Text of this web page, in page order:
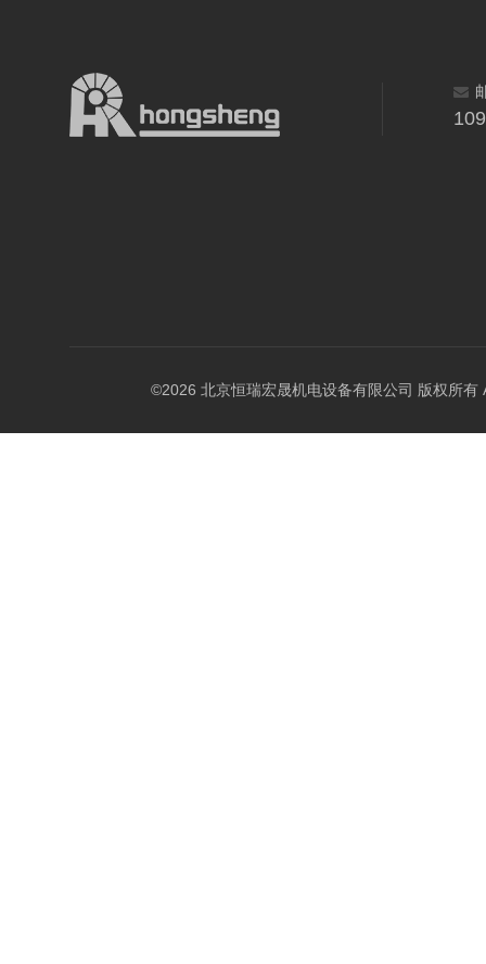
©2026 北京恒瑞宏晟机电设备有限公司 版权所有